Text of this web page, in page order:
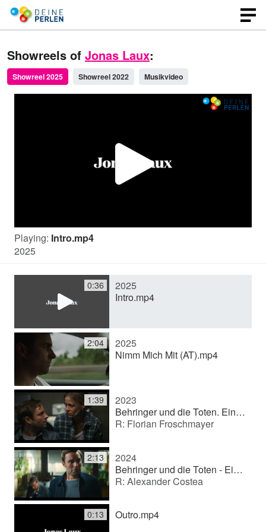
Showreels of Jonas Laux:
Showreel 2025 Showreel 2022 Musikvideo
P
l
y
V
i
d
e
o
Playing: Intro.mp4
2025
0:36
2025
Intro.mp4
2:04
2025
Nimm Mich Mit (AT).mp4
1:39
2023
Behringer und die Toten. Ein Bamberg-Krimi - Fuchsjagd (TV movie (series))
R: Florian Froschmayer
2:13
2024
Behringer und die Toten - Ein Bamberg-Krimi - Romeo (TV movie (series))
R: Alexander Costea
0:13 Outro.mp4